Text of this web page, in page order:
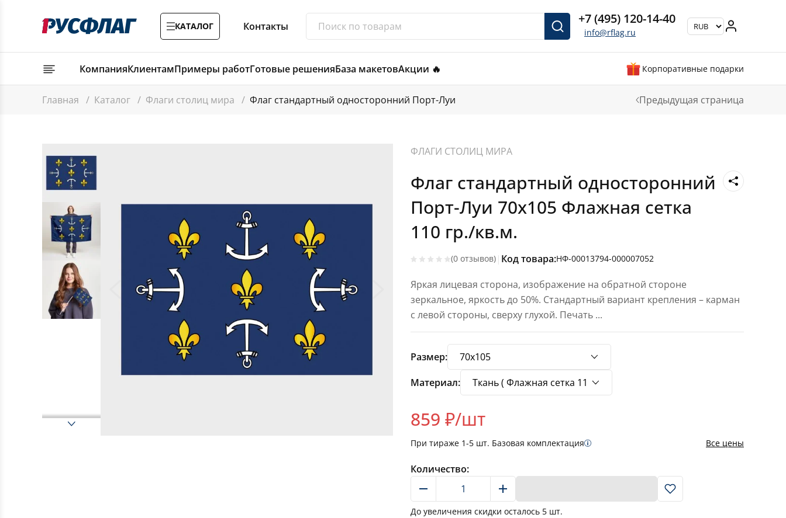
КАТАЛОГ Контакты +7 (495) 120-14-40
info@rflag.ru
КомпанияКлиентамПримеры работГотовые решенияБаза макетовАкции 🔥 Корпоративные подарки
Главная / Каталог / Флаги столиц мира / Флаг стандартный односторонний Порт-Луи Предыдущая страница
ФЛАГИ СТОЛИЦ МИРА
Флаг стандартный односторонний
Порт-Луи 70х105 Флажная сетка
110 гр./кв.м.
(0 отзывов) | Код товара:НФ-00013794-000007052
Яркая лицевая сторона, изображение на обратной стороне
зеркальное, яркость до 50%. Стандартный вариант крепления – карман
с левой стороны, сверху глухой. Печать ...
Размер:
Материал:
859 ₽/шт
При тираже 1-5 шт. Базовая комплектация Все цены
Количество:
До увеличения скидки осталось 5 шт.